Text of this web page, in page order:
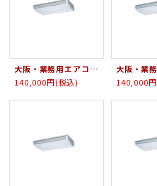
大阪・業務用エアコン 三菱重工 天吊形 シングルタイプ FDEXP454HKAG3AG 45形（1.8馬力） SAISONINVERTER FDEシリーズ 単相200V
140,000円(税込)
140,000円